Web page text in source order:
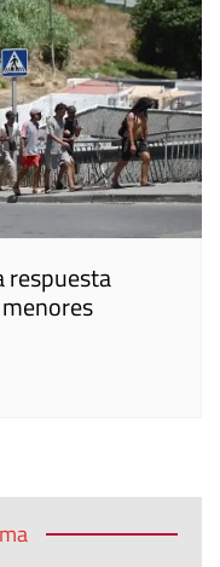
respuesta